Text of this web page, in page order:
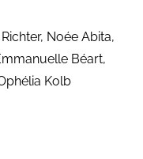
Noée Abita,
Béart,
Kolb